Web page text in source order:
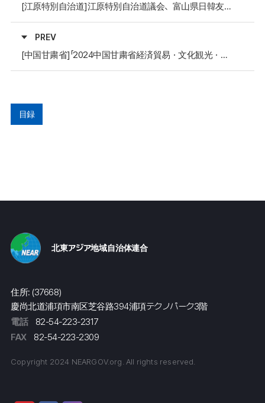
[江原特別自治道]江原特別自治道議会、富山県日韓友好議員連盟と面談
PREV
[中国甘粛省]「2024中国甘粛省経済貿易・文化観光・農業協力広報会」開催
目録
北東アジア地域自治体連合
住所: (37668)
慶尚北道浦項市南区芝谷路394浦項テクノパーク3階
電話
82-54-223-2317
FAX
82-54-223-2309
Copyright 2024 NEARGOV.org. All rights reserved.